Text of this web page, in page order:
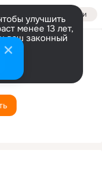
Войти
улучшить
менее 13 лет,
ваш законный